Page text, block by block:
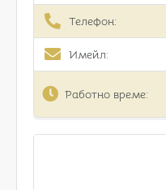
Телефон:
Имейл:
Работно време: